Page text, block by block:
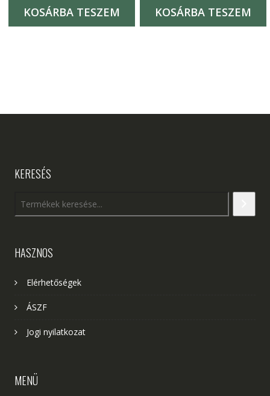
KOSÁRBA TESZEM KOSÁRBA TESZEM
KERESÉS
HASZNOS
Elérhetőségek
ÁSZF
Jogi nyilatkozat
MENÜ